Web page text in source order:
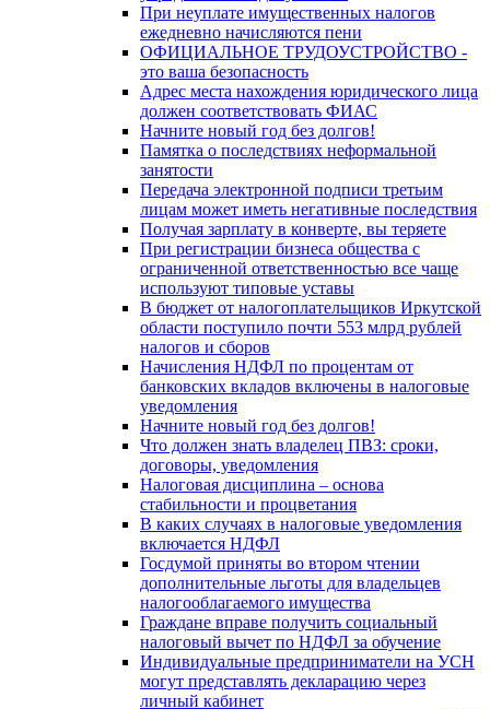
При неуплате имущественных налогов
ежедневно начисляются пени
ОФИЦИАЛЬНОЕ ТРУДОУСТРОЙСТВО -
это ваша безопасность
Адрес места нахождения юридического лица
должен соответствовать ФИАС
Начните новый год без долгов!
Памятка о последствиях неформальной
занятости
Передача электронной подписи третьим
лицам может иметь негативные последствия
Получая зарплату в конверте, вы теряете
При регистрации бизнеса общества с
ограниченной ответственностью все чаще
используют типовые уставы
В бюджет от налогоплательщиков Иркутской
области поступило почти 553 млрд рублей
налогов и сборов
Начисления НДФЛ по процентам от
банковских вкладов включены в налоговые
уведомления
Начните новый год без долгов!
Что должен знать владелец ПВЗ: сроки,
договоры, уведомления
Налоговая дисциплина – основа
стабильности и процветания
В каких случаях в налоговые уведомления
включается НДФЛ
Госдумой приняты во втором чтении
дополнительные льготы для владельцев
налогооблагаемого имущества
Граждане вправе получить социальный
налоговый вычет по НДФЛ за обучение
Индивидуальные предприниматели на УСН
могут представлять декларацию через
личный кабинет